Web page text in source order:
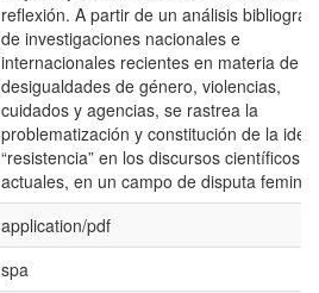
reflexión. A partir de un análisis
de investigaciones nacionales e
internacionales recientes en materia de
desigualdades de género, violencias,
cuidados y agencias, se rastrea la
problematización y constitución de la
“resistencia” en los discursos científicos
actuales, en un campo de disputa
application/pdf
spa